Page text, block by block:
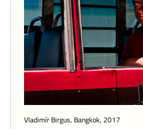
Vladimír Birgus, Bangkok, 2017